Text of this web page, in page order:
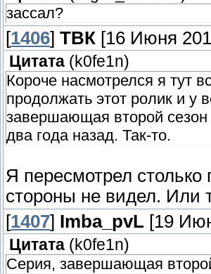
зассал?
[1406] ТВК [16 Июня
Цитата (k0fe1n)
Короче насмотрелся я тут
продолжать этот ролик и у
завершающая второй сезон
два года назад. Так-то.
Я пересмотрел
стороны не видел. Или
[1407] Imba_pvL [19
Цитата (k0fe1n)
Серия, завершающая